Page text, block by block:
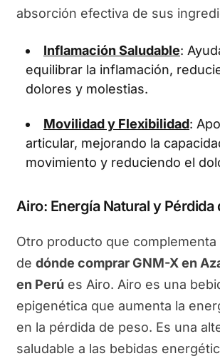
absorción efectiva de sus
Inflamación Saludable:
equilibrar la inflamación,
dolores y molestias.
Movilidad y Flexibilidad:
articular, mejorando la
movimiento y reduciendo el
Airo: Energía Natural y Pérdida
Otro producto que complementa
de dónde comprar GNM-X en
en Perú es Airo. Airo es una
epigenética que aumenta la
en la pérdida de peso. Es una
saludable a las bebidas